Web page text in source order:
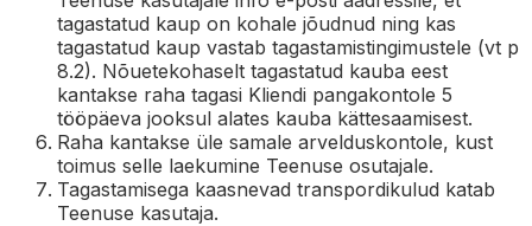
tagastatud kaup on kohale jõudnud ning kas
tagastatud kaup vastab tagastamistingimustele (vt p
8.2). Nõuetekohaselt tagastatud kauba eest
kantakse raha tagasi Kliendi pangakontole 5
tööpäeva jooksul alates kauba kättesaamisest.
Raha kantakse üle samale arvelduskontole, kust
toimus selle laekumine Teenuse osutajale.
Tagastamisega kaasnevad transpordikulud katab
Teenuse kasutaja.